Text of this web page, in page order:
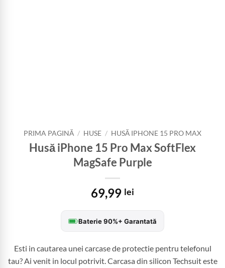
PRIMA PAGINĂ / HUSE / HUSĂ IPHONE 15 PRO MAX
Husă iPhone 15 Pro Max SoftFlex
MagSafe Purple
69,99 lei
Baterie 90%+ Garantată
Esti in cautarea unei carcase de protectie pentru telefonul
tau? Ai venit in locul potrivit. Carcasa din silicon Techsuit este